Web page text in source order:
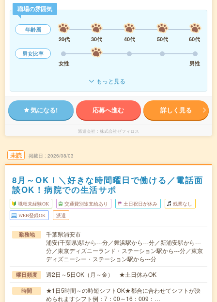
職場の雰囲気
年齢層
20代
30代 40代 50代
60代
男女比率
女性
男性
もっと見る
気になる! 応募へ進む 詳しく見る
派遣会社 株式会社ゼフィロス
未読 掲載日 2026/08/03
8月～OK！＼好きな時間曜日で働ける／電話面
談OK！病院での生活サポ
職種未経験OK 交通費別途支給あり 土日祝日が休み 残業なし
WEB登録OK 派遣
勤務地
千葉県浦安市
浦安(千葉県)駅から---分／舞浜駅から---分／新浦安駅から---
分／東京ディズニーランド・ステーション駅から---分／東京
ディズニーシー・ステーション駅から---分
曜日頻度 週2日～5日OK（月～金） ★土日休みOK
時間
★1日5時間～の時短シフトOK★都合に合わせてシフトが決
められますシフト例：7：00～16：009：…